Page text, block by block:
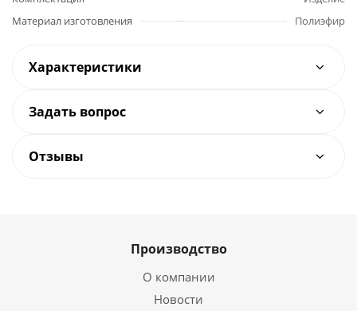
Материал изготовления
Полиэфир
Характеристики
Задать вопрос
Отзывы
Производство
О компании
Новости